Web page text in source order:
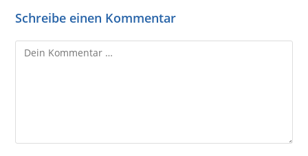
Schreibe einen Kommentar